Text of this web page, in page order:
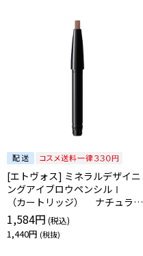
[エトヴォス] ミネラルデザイニ
ングアイブロウペンシルⅠ
（カートリッジ） ナチュラル
ブラウン [4580682137684]
1,584円
1,440円